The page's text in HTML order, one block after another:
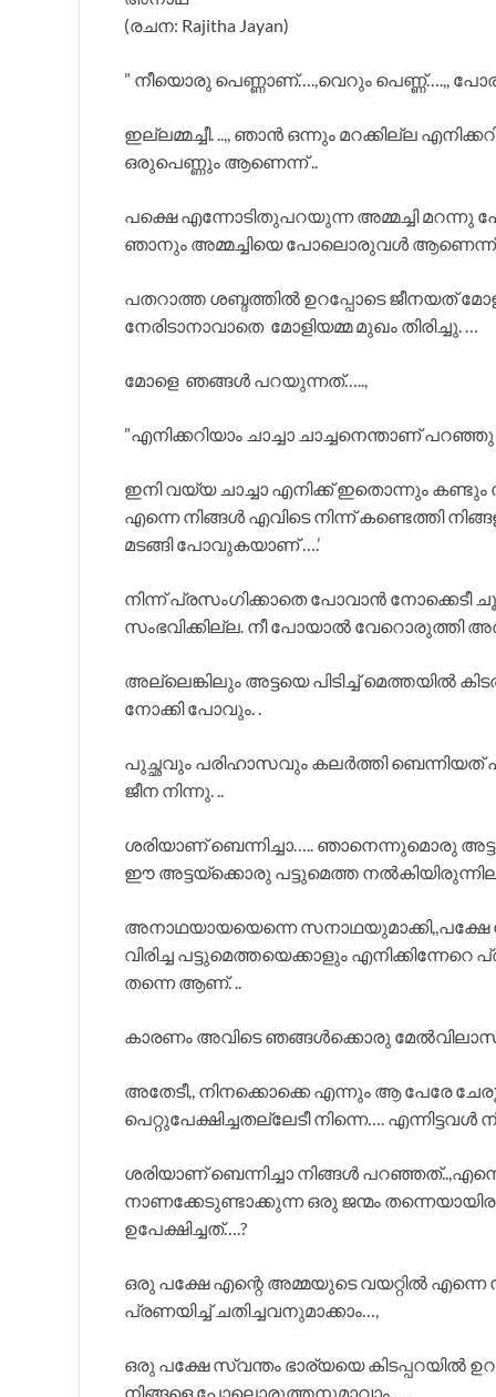
(രചന: Rajitha Jayan)
” നീയൊരു പെണ്ണാണ്….,വെറും പെണ്ണ്….,,
ഇല്ലമ്മച്ചീ. ..,, ഞാൻ ഒന്നും മറക്കില്ല
ഒരുപെണ്ണും ആണെന്ന് ..
പക്ഷെ എന്നോടിതുപറയുന്ന അമ്മച്ചി മറന്നു
ഞാനും അമ്മച്ചിയെ പോലൊരുവൾ
പതറാത്ത ശബ്ദത്തിൽ ഉറപ്പോടെ ജീനയത്
നേരിടാനാവാതെ മോളിയമ്മ മുഖം തിരിച്ചു. …
മോളെ ഞങ്ങൾ പറയുന്നത്…..,
”എനിക്കറിയാം ചാച്ചാ ചാച്ചനെന്താണ്
ഇനി വയ്യ ചാച്ചാ എനിക്ക് ഇതൊന്നും
എന്നെ നിങ്ങൾ എവിടെ നിന്ന് കണ്ടെത്തി
മടങ്ങി പോവുകയാണ് ….’
നിന്ന് പ്രസംഗിക്കാതെ പോവാൻ
സംഭവിക്കില്ല. നീ പോയാൽ വേറൊരുത്തി
അല്ലെങ്കിലും അട്ടയെ പിടിച്ച് മെത്തയിൽ
നോക്കി പോവും. .
പുച്ഛവും പരിഹാസവും കലർത്തി
ജീന നിന്നു. ..
ശരിയാണ് ബെന്നിച്ചാ….. ഞാനെന്നുമൊരു
ഈ അട്ടയ്ക്കൊരു പട്ടുമെത്ത
അനാഥയായയെന്നെ സനാഥയുമാക്കി,,പക്ഷേ
വിരിച്ച പട്ടുമെത്തയെക്കാളും
തന്നെ ആണ്. ..
കാരണം അവിടെ ഞങ്ങൾക്കൊരു
അതേടീ,, നിനക്കൊക്കെ എന്നും ആ പേരേ
പെറ്റുപേക്ഷിച്ചതല്ലേടീ നിന്നെ….
ശരിയാണ് ബെന്നിച്ചാ നിങ്ങൾ
നാണക്കേടുണ്ടാക്കുന്ന ഒരു ജന്മം
ഉപേക്ഷിച്ചത്….?
ഒരു പക്ഷേ എന്റെ അമ്മയുടെ വയറ്റിൽ എന്നെ
പ്രണയിച്ച് ചതിച്ചവനുമാക്കാം…,
ഒരു പക്ഷേ സ്വന്തം ഭാര്യയെ കിടപ്പറയിൽ
നിങ്ങളെ പോലൊരുത്തനുമാവാം…..